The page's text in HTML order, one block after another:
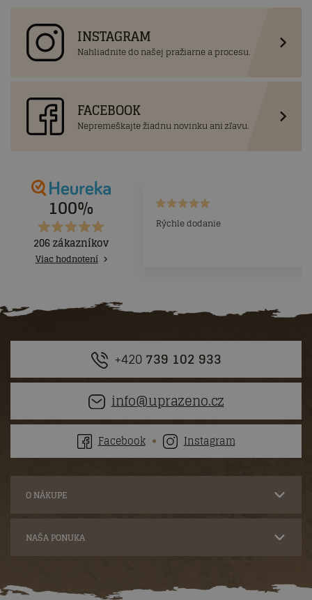
INSTAGRAM
Nahliadnite do našej pražiarne a procesu.
FACEBOOK
Nepremeškajte žiadnu novinku ani zľavu.
100%
206 zákazníkov
Viac hodnotení
Rýchle dodanie
+420739 102 933
info@uprazeno.cz
Facebook Instagram
O NÁKUPE
NAŠA PONUKA